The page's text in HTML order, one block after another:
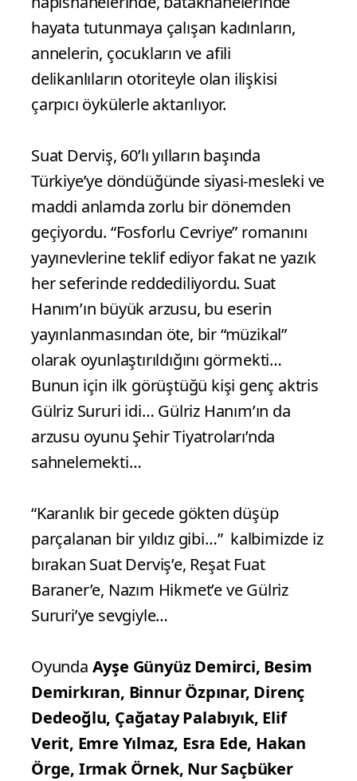
hayata tutunmaya çalışan kadınların,
annelerin, çocukların ve afili
delikanlıların otoriteyle olan ilişkisi
çarpıcı öykülerle aktarılıyor.
Suat Derviş, 60’lı yılların başında
Türkiye’ye döndüğünde siyasi-mesleki ve
maddi anlamda zorlu bir dönemden
geçiyordu. “Fosforlu Cevriye” romanını
yayınevlerine teklif ediyor fakat ne yazık
her seferinde reddediliyordu. Suat
Hanım’ın büyük arzusu, bu eserin
yayınlanmasından öte, bir “müzikal”
olarak oyunlaştırıldığını görmekti…
Bunun için ilk görüştüğü kişi genç aktris
Gülriz Sururi idi… Gülriz Hanım’ın da
arzusu oyunu Şehir Tiyatroları’nda
sahnelemekti…
“Karanlık bir gecede gökten düşüp
parçalanan bir yıldız gibi…” kalbimizde iz
bırakan Suat Derviş’e, Reşat Fuat
Baraner’e, Nazım Hikmet’e ve Gülriz
Sururi’ye sevgiyle…
Oyunda Ayşe Günyüz Demirci, Besim
Demirkıran, Binnur Özpınar, Direnç
Dedeoğlu, Çağatay Palabıyık, Elif
Verit, Emre Yılmaz, Esra Ede, Hakan
Örge, Irmak Örnek, Nur Saçbüker